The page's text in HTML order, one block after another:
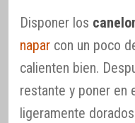
Disponer los
napar con un poco
calienten bien.
restante y poner en
ligeramente